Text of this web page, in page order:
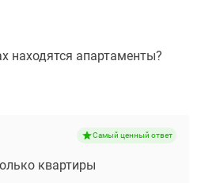
находятся апартаменты?
Самый ценный ответ
квартиры